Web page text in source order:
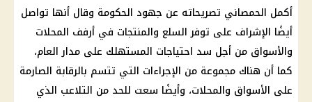
أكمل الحمصاني تصريحاته عن جهود الحكومة وقال أنها تواصل
أيضًا الإشراف على توفر السلع والمنتجات في أرفف المحلات
والأسواق من أجل سد احتياجات المستهلك على مدار العام،
كما أن هناك مجموعة من الإجراءات التي تتسم بالرقابة الصارمة
على الأسواق والمحلات، وأيضًا سعت للحد من التلاعب الذي